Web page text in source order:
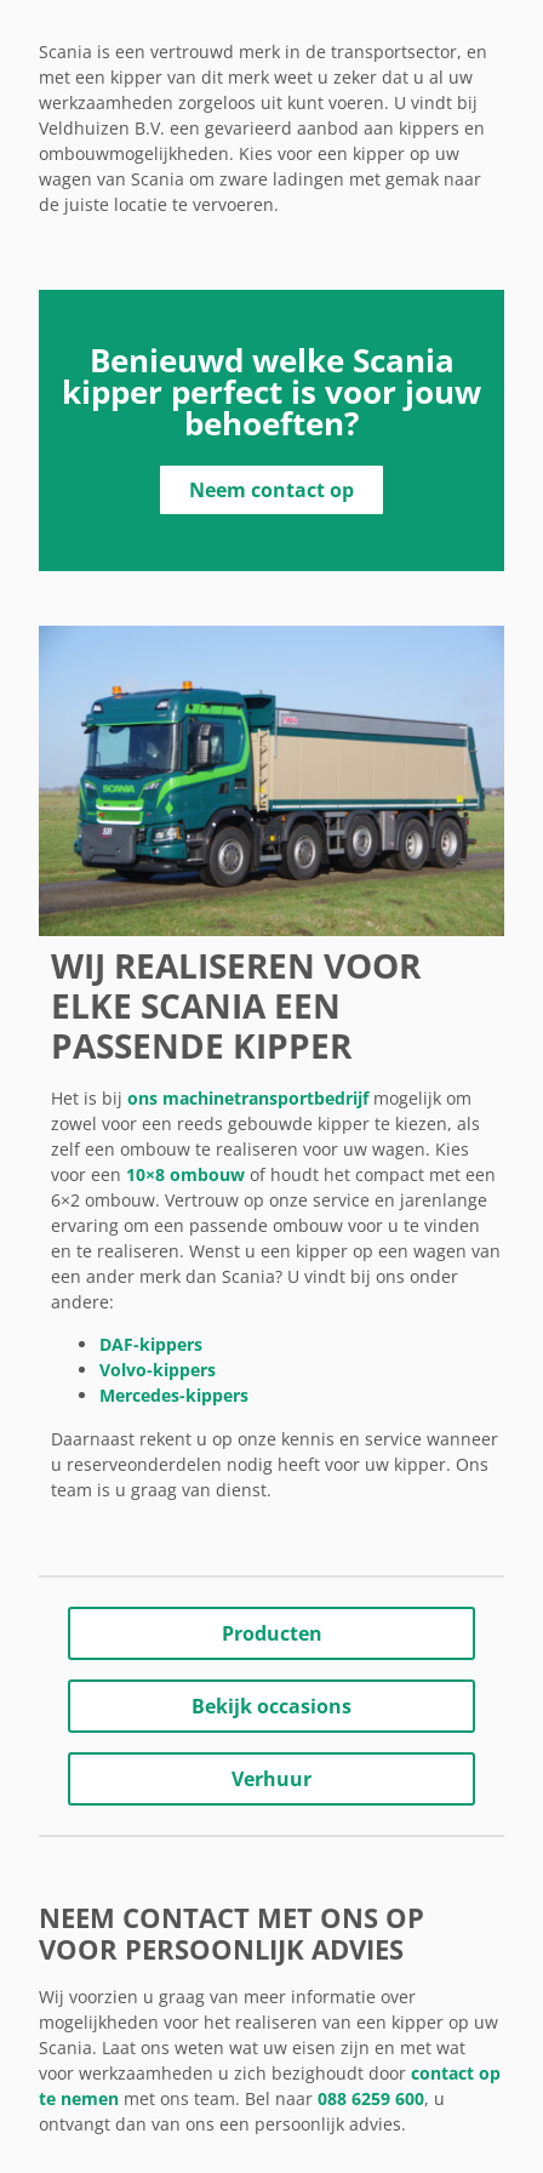
Scania is een vertrouwd merk in de transportsector, en
met een kipper van dit merk weet u zeker dat u al uw
werkzaamheden zorgeloos uit kunt voeren. U vindt bij
Veldhuizen B.V. een gevarieerd aanbod aan kippers en
ombouwmogelijkheden. Kies voor een kipper op uw
wagen van Scania om zware ladingen met gemak naar
de juiste locatie te vervoeren.
Benieuwd welke Scania
kipper perfect is voor jouw
behoeften?
Neem contact op
WIJ REALISEREN VOOR
ELKE SCANIA EEN
PASSENDE KIPPER
Het is bij ons machinetransportbedrijfmogelijk om
zowel voor een reeds gebouwde kipper te kiezen, als
zelf een ombouw te realiseren voor uw wagen. Kies
voor een 10×8 ombouw of houdt het compact met een
6×2 ombouw. Vertrouw op onze service en jarenlange
ervaring om een passende ombouw voor u te vinden
en te realiseren. Wenst u een kipper op een wagen van
een ander merk dan Scania? U vindt bij ons onder
andere:
DAF-kippers
Volvo-kippers
Mercedes-kippers
Daarnaast rekent u op onze kennis en service wanneer
u reserveonderdelen nodig heeft voor uw kipper. Ons
team is u graag van dienst.
Producten
Bekijk occasions
Verhuur
NEEM CONTACT MET ONS OP
VOOR PERSOONLIJK ADVIES
Wij voorzien u graag van meer informatie over
mogelijkheden voor het realiseren van een kipper op uw
Scania. Laat ons weten wat uw eisen zijn en met wat
voor werkzaamheden u zich bezighoudt door contact op
te nemen met ons team. Bel naar 088 6259 600, u
ontvangt dan van ons een persoonlijk advies.